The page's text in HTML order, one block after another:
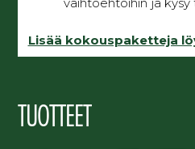
Lisää kokouspaketteja
TUOTTEET